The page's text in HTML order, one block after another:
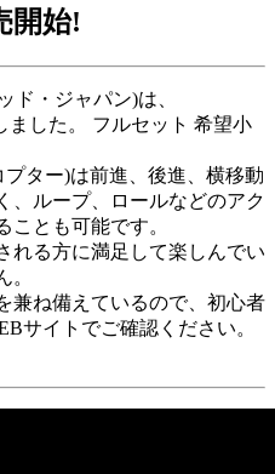
開始!
ド・ジャパン)は、
ました。 フルセット 希望小
プター)は前進、後進、横移動
、ループ、ロールなどのアク
ことも可能です。
れる方に満足して楽しんでい
。
兼ね備えているので、初心者
サイトでご確認ください。